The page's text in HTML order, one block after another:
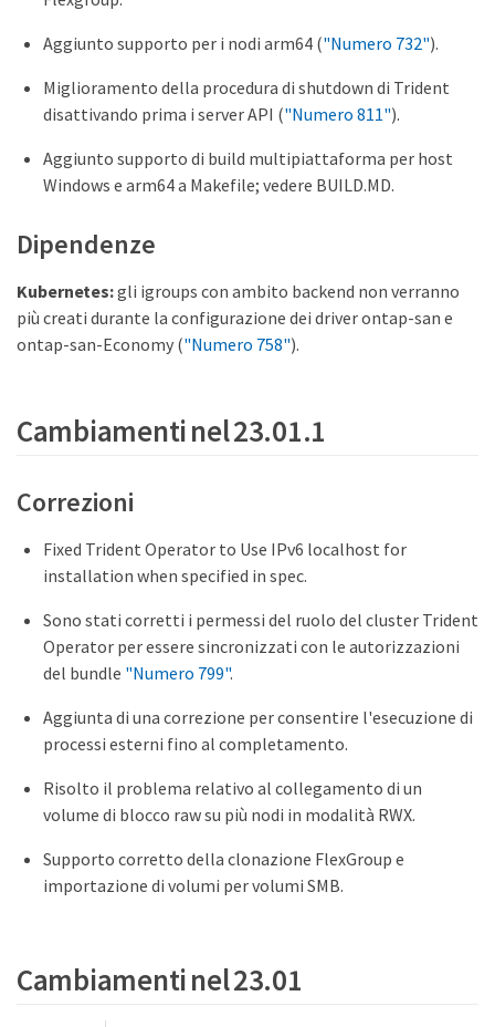
Aggiunto supporto per i nodi arm64 ("Numero 732").
Miglioramento della procedura di shutdown di Trident
disattivando prima i server API ("Numero 811").
Aggiunto supporto di build multipiattaforma per host
Windows e arm64 a Makefile; vedere BUILD.MD.
Dipendenze
Kubernetes:gli igroups con ambito backend non verranno
più creati durante la configurazione dei driver ontap-san e
ontap-san-Economy ("Numero 758").
Cambiamenti nel 23.01.1
Correzioni
Fixed Trident Operator to Use IPv6 localhost for
installation when specified in spec.
Sono stati corretti i permessi del ruolo del cluster Trident
Operator per essere sincronizzati con le autorizzazioni
del bundle "Numero 799".
Aggiunta di una correzione per consentire l'esecuzione di
processi esterni fino al completamento.
Risolto il problema relativo al collegamento di un
volume di blocco raw su più nodi in modalità RWX.
Supporto corretto della clonazione FlexGroup e
importazione di volumi per volumi SMB.
Cambiamenti nel 23.01